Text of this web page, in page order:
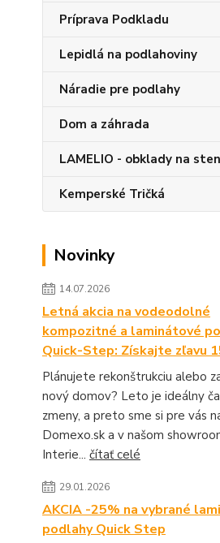
Príprava Podkladu
Lepidlá na podlahoviny
Náradie pre podlahy
Dom a záhrada
LAMELIO - obklady na
Kemperské Tričká
Novinky
14.07.2026
Letná akcia na vodeodolné
kompozitné a laminátové
Quick-Step: Získajte zľavu
Plánujete rekonštrukciu alebo
nový domov? Leto je ideálny
zmeny, a preto sme si pre vás
Domexo.sk a v našom
Interie... čítať celé
29.01.2026
AKCIA -25% na vybrané
podlahy Quick Step